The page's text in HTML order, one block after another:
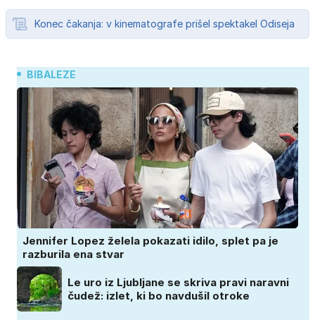
Konec čakanja: v kinematografe prišel spektakel Odiseja
BIBALEZE
Jennifer Lopez želela pokazati idilo, splet pa je
razburila ena stvar
Le uro iz Ljubljane se skriva pravi naravni
čudež: izlet, ki bo navdušil otroke